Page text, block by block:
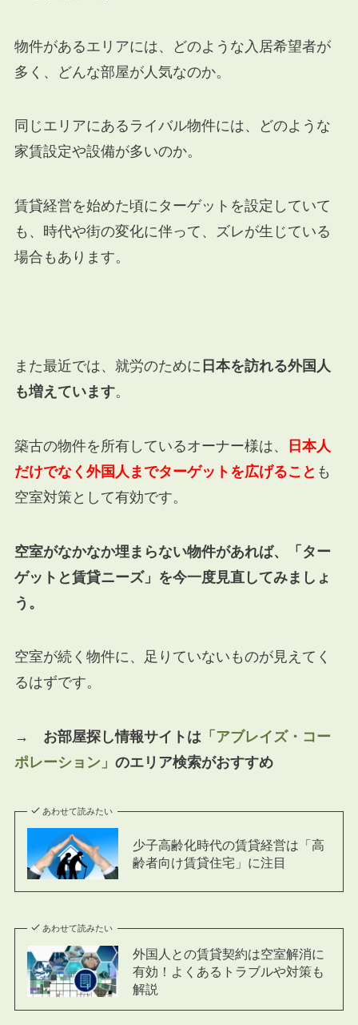
物件があるエリアには、どのような入居希望者が
多く、どんな部屋が人気なのか。
同じエリアにあるライバル物件には、どのような
家賃設定や設備が多いのか。
賃貸経営を始めた頃にターゲットを設定していて
も、時代や街の変化に伴って、ズレが生じている
場合もあります。
また最近では、就労のために 日本を訪れる外国人
も増えています。
築古の物件を所有しているオーナー様は、
日本人
だけでなく外国人までターゲットを広げること も
空室対策として有効です。
空室がなかなか埋まらない物件があれば、「ター
ゲットと賃貸ニーズ」を今一度見直してみましょ
う。
空室が続く物件に、足りていないものが見えてく
るはずです。
→ お部屋探し情報サイトは「アブレイズ・コー
ポレーション」 のエリア検索がおすすめ
あわせて読みたい
少子高齢化時代の賃貸経営は「高
齢者向け賃貸住宅」に注目
あわせて読みたい
外国人との賃貸契約は空室解消に
有効！よくあるトラブルや対策も
解説